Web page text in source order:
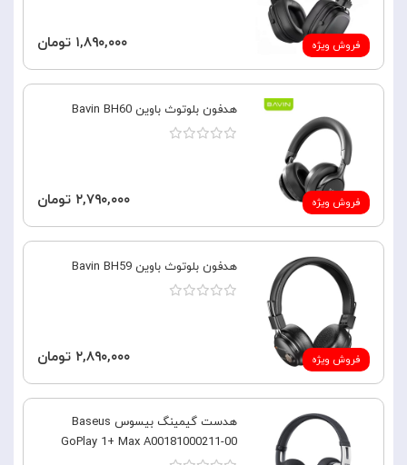
فروش ویژه ۱,۸۹۰,۰۰۰ تومان
فروش ویژه
هدفون بلوتوث باوین Bavin BH60
۲,۷۹۰,۰۰۰ تومان
فروش ویژه
هدفون بلوتوث باوین Bavin BH59
۲,۸۹۰,۰۰۰ تومان
هدست گیمینگ بیسوس Baseus
GoPlay 1+ Max A00181000211-00